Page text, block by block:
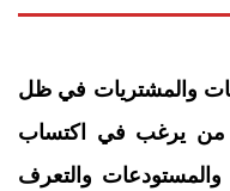
والمشتريات في ظل
من يرغب في اكتساب
والمستودعات والتعرف